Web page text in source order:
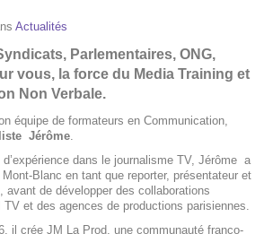
Actualités
Parlementaires, ONG,
vous, la force du Media Training et
Non Verbale.
équipe de formateurs en Communication,
Jérôme.
dans le journalisme TV, Jérôme a
Blanc en tant que reporter, présentateur et
avant de développer des collaborations
TV et des agences de productions parisiennes.
il crée JM La Prod, une communauté franco-